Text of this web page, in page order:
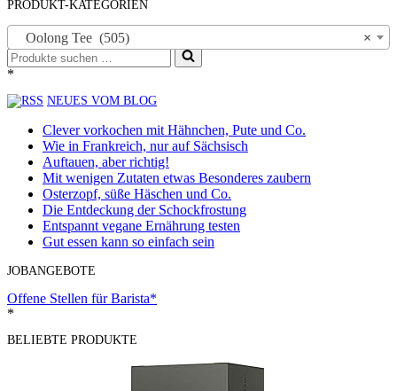
PRODUKT-KATEGORIEN
×
Oolong Tee (505)
Suchen
nach …
*
NEUES VOM BLOG
Clever vorkochen mit Hähnchen, Pute und Co.
Wie in Frankreich, nur auf Sächsisch
Auftauen, aber richtig!
Mit wenigen Zutaten etwas Besonderes zaubern
Osterzopf, süße Häschen und Co.
Die Entdeckung der Schockfrostung
Entspannt vegane Ernährung testen
Gut essen kann so einfach sein
JOBANGEBOTE
Offene Stellen für Barista*
*
BELIEBTE PRODUKTE